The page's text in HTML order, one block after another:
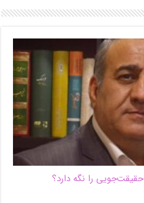
را نگه دارد؟